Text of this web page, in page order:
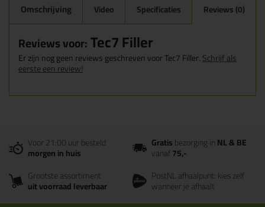
Omschrijving Video Specificaties Reviews (0)
Reviews voor:Tec7 Filler
Er zijn nog geen reviews geschreven voor Tec7 Filler.Schrijf als
eerste een review!
Voor 21:00 uur besteld
morgen in huis
Gratisbezorging inNL & BE
vanaf75,-
Grootste assortiment
uit voorraad leverbaar
PostNL afhaalpunt: kies zelf
wanneer je afhaalt